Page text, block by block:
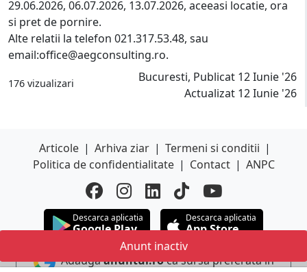
29.06.2026, 06.07.2026, 13.07.2026, aceeasi locatie, ora
si pret de pornire.
Alte relatii la telefon 021.317.53.48, sau
email:office@aegconsulting.ro.
176 vizualizari
Bucuresti, Publicat 12 Iunie '26
Actualizat 12 Iunie '26
Anunt inactiv
Articole | Arhiva ziar | Termeni si conditii |
Politica de confidentialitate | Contact | ANPC
Descarca aplicatia
Google Play
Descarca aplicatia
App Store
Adaugaanuntul.roca sursa preferata in